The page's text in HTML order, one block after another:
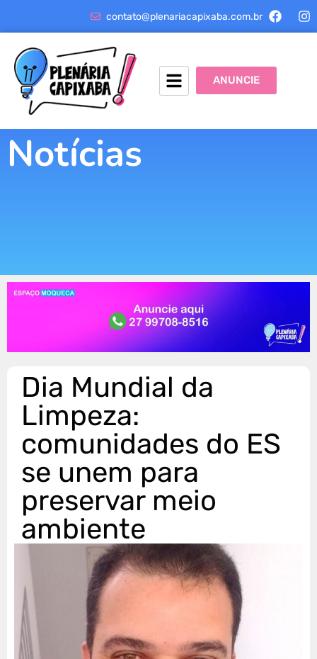
contato@plenariacapixaba.com.br
ANUNCIE
Notícias
Dia Mundial da
Limpeza:
comunidades do ES
se unem para
preservar meio
ambiente